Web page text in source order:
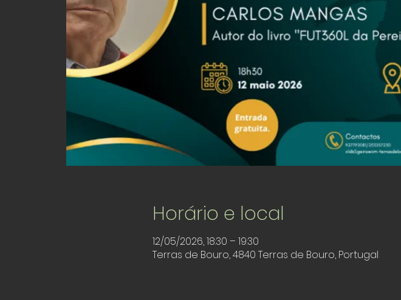
Horário e local
12/05/2026, 18:30 – 19:30
Terras de Bouro, 4840 Terras de Bouro, Portugal